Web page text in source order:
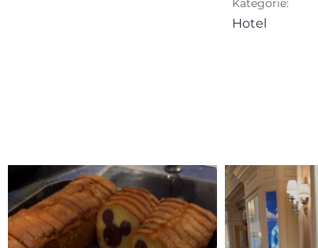
Kategorie:
Hotel